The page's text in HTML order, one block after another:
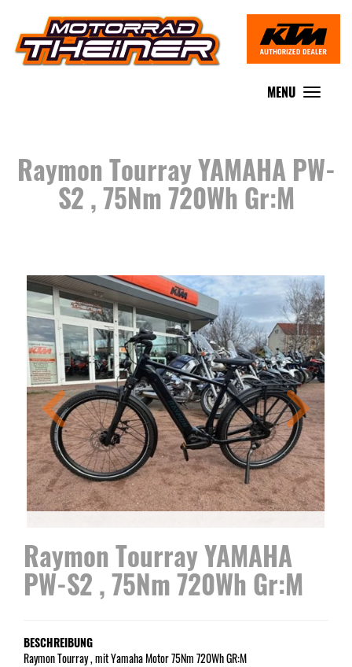
MENU
Toggle
Raymon Tourray YAMAHA PW-
S2 , 75Nm 720Wh Gr:M
Raymon Tourray YAMAHA
PW-S2 , 75Nm 720Wh Gr:M
BESCHREIBUNG
Raymon Tourray , mit Yamaha Motor 75Nm 720Wh GR:M